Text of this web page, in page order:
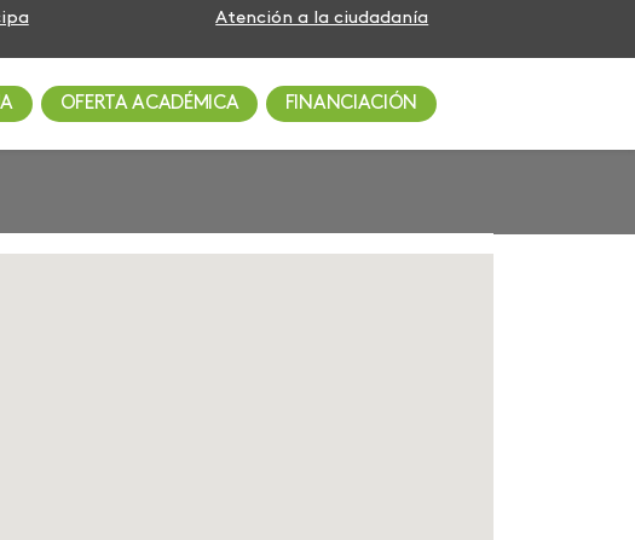
Atención a la ciudadanía
OFERTA ACADÉMICA FINANCIACIÓN